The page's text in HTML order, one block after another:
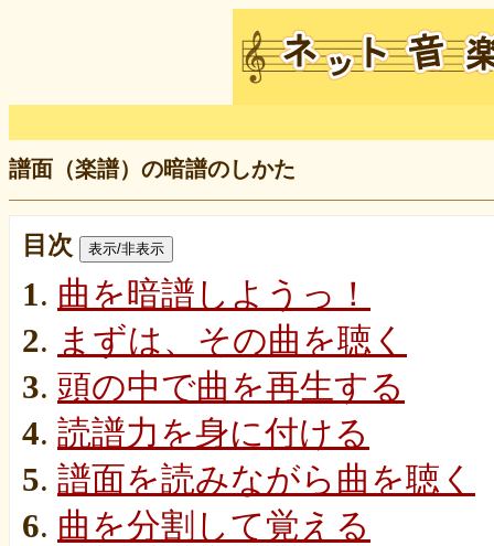
譜面（楽譜）の暗譜のしかた
目次 表示/非表示
1. 曲を暗譜しようっ！
2. まずは、その曲を聴く
3. 頭の中で曲を再生する
4. 読譜力を身に付ける
5. 譜面を読みながら曲を聴く
6. 曲を分割して覚える